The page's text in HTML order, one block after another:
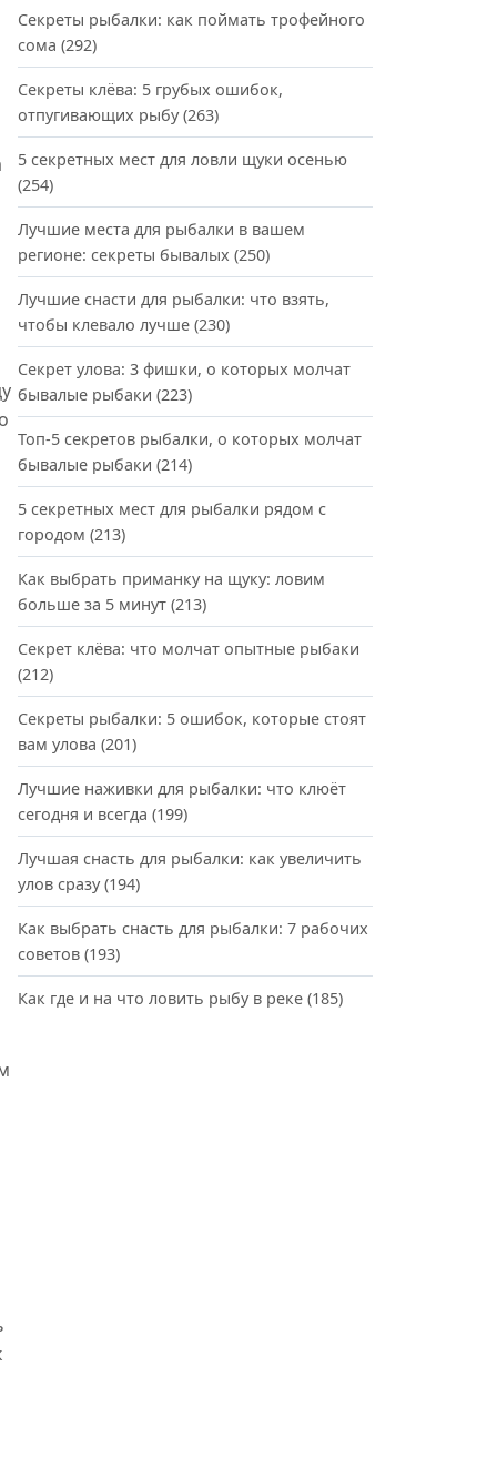
Секреты рыбалки: как поймать трофейного
сома (292)
Секреты клёва: 5 грубых ошибок,
отпугивающих рыбу (263)
5 секретных мест для ловли щуки осенью
(254)
Лучшие места для рыбалки в вашем
регионе: секреты бывалых (250)
Лучшие снасти для рыбалки: что взять,
чтобы клевало лучше (230)
Секрет улова: 3 фишки, о которых молчат
бывалые рыбаки (223)
Топ-5 секретов рыбалки, о которых молчат
бывалые рыбаки (214)
5 секретных мест для рыбалки рядом с
городом (213)
Как выбрать приманку на щуку: ловим
больше за 5 минут (213)
Секрет клёва: что молчат опытные рыбаки
(212)
Секреты рыбалки: 5 ошибок, которые стоят
вам улова (201)
Лучшие наживки для рыбалки: что клюёт
сегодня и всегда (199)
Лучшая снасть для рыбалки: как увеличить
улов сразу (194)
Как выбрать снасть для рыбалки: 7 рабочих
советов (193)
Как где и на что ловить рыбу в реке (185)